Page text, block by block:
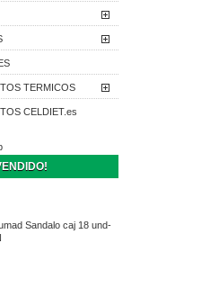
TERMICOS
CELDIET.es
Sandalo caj 18 und-